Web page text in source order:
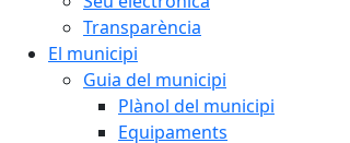
Transparència
El municipi
Guia del municipi
Plànol del municipi
Equipaments